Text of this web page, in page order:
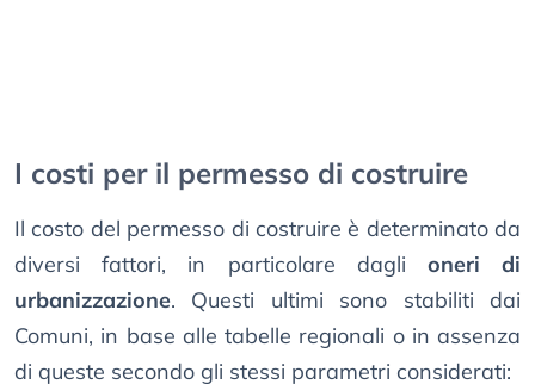
I costi per il permesso di costruire
Il costo del permesso di costruire è determinato da
diversi fattori, in particolare dagli oneri di
urbanizzazione. Questi ultimi sono stabiliti dai
Comuni, in base alle tabelle regionali o in assenza
di queste secondo gli stessi parametri considerati: